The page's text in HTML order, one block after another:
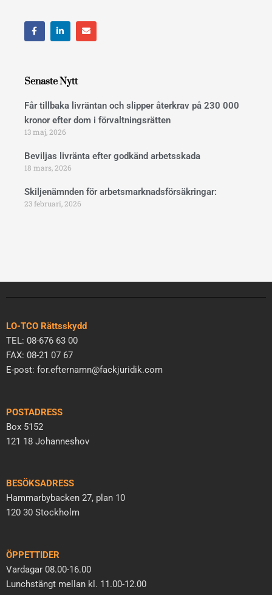
F
a
c
k
L
i
n
i
n
E
n
v
Senaste Nytt
Får tillbaka livräntan och slipper återkrav på 230 000
kronor efter dom i förvaltningsrätten
13 maj, 2026
Beviljas livränta efter godkänd arbetsskada
18 mars, 2026
Skiljenämnden för arbetsmarknadsförsäkringar:
23 februari, 2026
LO-TCO Rättsskydd
TEL: 08-676 63 00
FAX: 08-21 07 67
E-post: for.efternamn@fackjuridik.com
POSTADRESS
Box 5152
121 18 Johanneshov
BESÖKSADRESS
Hammarbybacken 27, plan 10
120 30 Stockholm
ÖPPETTIDER
Vardagar 08.00-16.00
Lunchstängt mellan kl. 11.00-12.00